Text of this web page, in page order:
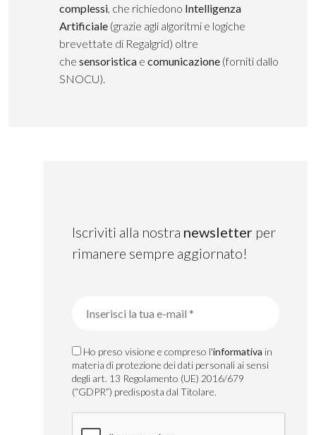
complessi , che richiedono Intelligenza
Artificiale (grazie agli algoritmi e logiche
brevettate di Regalgrid) oltre
che sensoristica e comunicazione (forniti dallo
SNOCU).
Iscriviti alla nostra newsletter per
rimanere sempre aggiornato!
Ho preso visione e compreso l'informativa in
materia di protezione dei dati personali ai sensi
degli art. 13 Regolamento (UE) 2016/679
(“GDPR”) predisposta dal Titolare.